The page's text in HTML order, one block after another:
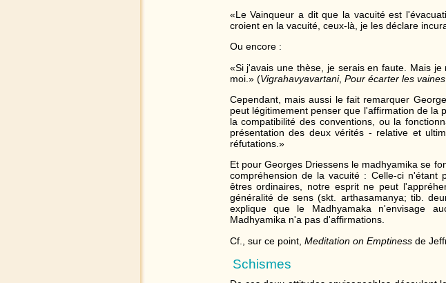
«Le Vainqueur a dit que la vacuité est
croient en la vacuité, ceux-là, je les déclare
Ou encore :
«Si j'avais une thèse, je serais en faute. Mais
moi.» (Vigrahavyavartani, Pour écarter les
Cependant, mais aussi le fait remarquer
peut légitimement penser que l'affirmation de la
la compatibilité des conventions, ou la
présentation des deux vérités - relative et
réfutations.»
Et pour Georges Driessens le madhyamika se
compréhension de la vacuité : Celle-ci n'étant
êtres ordinaires, notre esprit ne peut
généralité de sens (skt. arthasamanya; tib.
explique que le Madhyamaka n'envisage
Madhyamika n'a pas d'affirmations.
Cf., sur ce point, Meditation on Emptinessde
Schismes